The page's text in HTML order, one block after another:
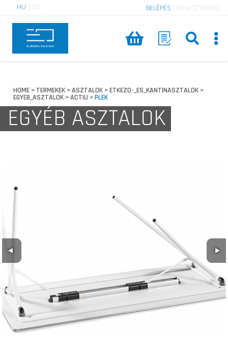
HU EN BELÉPÉS REGISZTRÁCIÓ
HOME > TERMEKEK >ASZTALOK >ETKEZO-_ES_KANTINASZTALOK >
EGYEB_ASZTALOK >ACTIU >PLEK
EGYÉB ASZTALOK